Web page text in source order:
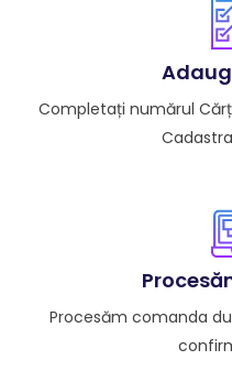
Completați numărul
Procesăm comanda